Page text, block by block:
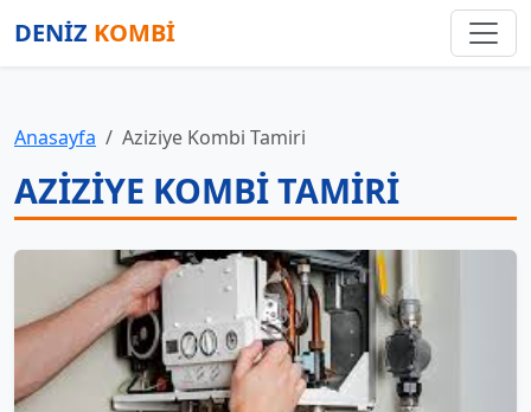
DENİZ KOMBİ
Anasayfa Aziziye Kombi Tamiri
AZIZIYE KOMBI TAMIRI